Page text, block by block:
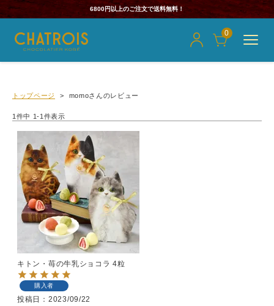
6800円以上のご注文で送料無料！
0
トップページ momoさんのレビュー
1 件中 1-1 件表示
キトン・苺の牛乳ショコラ 4粒
購入者
投稿日 2023/09/22